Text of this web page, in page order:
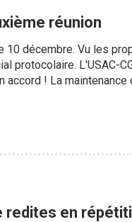
réunion
10 décembre. Vu les
protocolaire. L'USAC-
! La maintenance
redites en